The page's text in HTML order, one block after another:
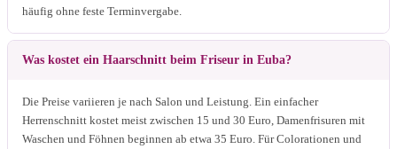
häufig ohne feste Terminvergabe.
Was kostet ein Haarschnitt beim Friseur in Euba?
Die Preise variieren je nach Salon und Leistung. Ein einfacher
Herrenschnitt kostet meist zwischen 15 und 30 Euro, Damenfrisuren mit
Waschen und Föhnen beginnen ab etwa 35 Euro. Für Colorationen und